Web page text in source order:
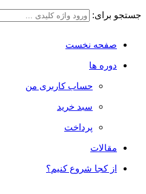
جستجو برای:
صفحه نخست
دوره ها
حساب کاربری من
سبد خرید
پرداخت
مقالات
از کجا شروع کنیم؟